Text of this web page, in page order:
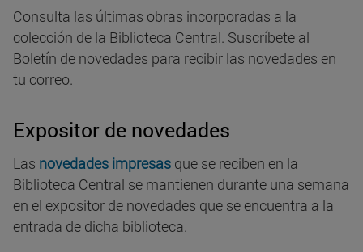
Consulta las últimas obras incorporadas a la
colección de la Biblioteca Central. Suscríbete al
Boletín de novedades para recibir las novedades en
tu correo.
Expositor de novedades
Las novedades impresas que se reciben en la
Biblioteca Central se mantienen durante una semana
en el expositor de novedades que se encuentra a la
entrada de dicha biblioteca.